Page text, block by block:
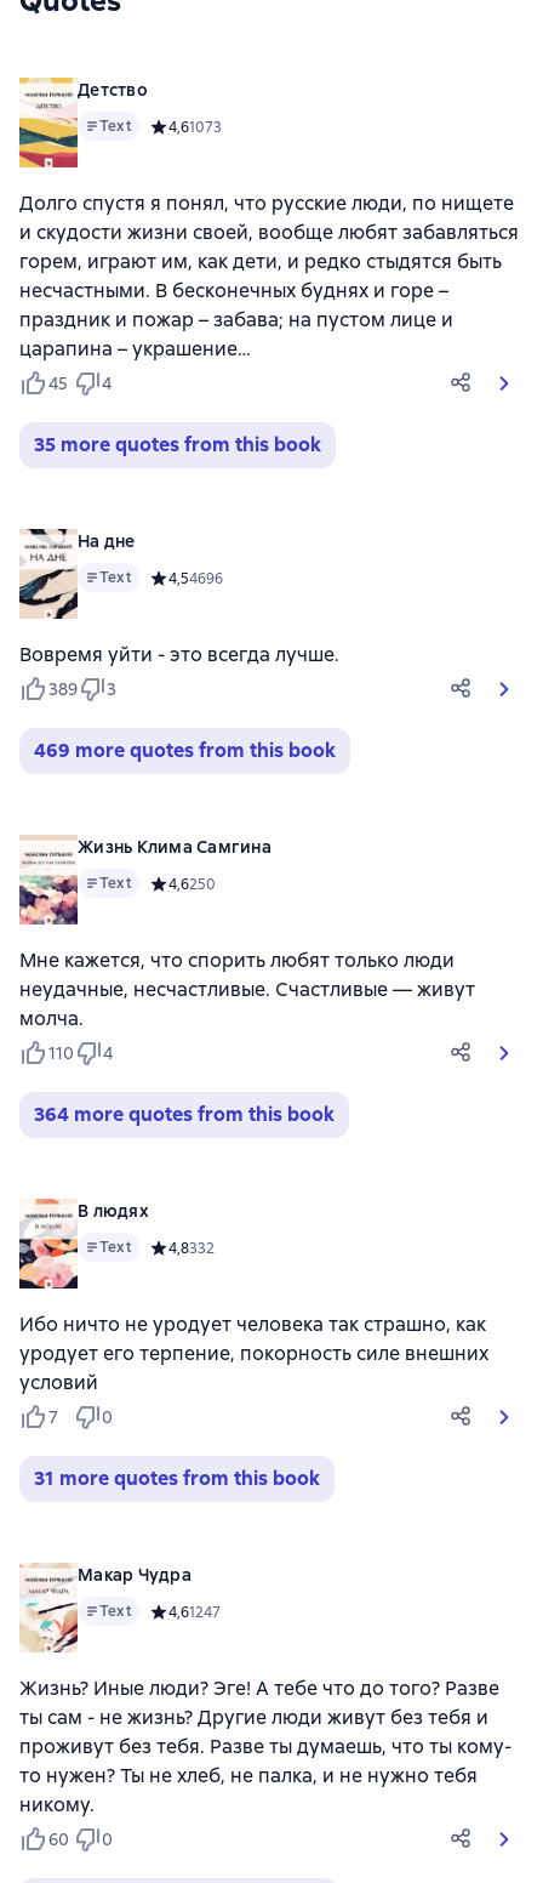
Детство
Text Средний рейтинг 4,6 на основе 1073 оценок
4,61073
Долго спустя я понял, что русские люди, по нищете
и скудости жизни своей, вообще любят забавляться
горем, играют им, как дети, и редко стыдятся быть
несчастными. В бесконечных буднях и горе –
праздник и пожар – забава; на пустом лице и
царапина – украшение…
45 4
35 more quotes from this book
На дне
Text Средний рейтинг 4,5 на основе 4696 оценок
4,54696
Вовремя уйти - это всегда лучше.
389 3
469 more quotes from this book
Жизнь Клима Самгина
Text Средний рейтинг 4,6 на основе 250 оценок
4,6250
Мне кажется, что спорить любят только люди
неудачные, несчастливые. Счастливые — живут
молча.
110 4
364 more quotes from this book
В людях
Text Средний рейтинг 4,8 на основе 332 оценок
4,8332
Ибо ничто не уродует человека так страшно, как
уродует его терпение, покорность силе внешних
условий
7 0
31 more quotes from this book
Макар Чудра
Text Средний рейтинг 4,6 на основе 1247 оценок
4,61247
Жизнь? Иные люди? Эге! А тебе что до того? Разве
ты сам - не жизнь? Другие люди живут без тебя и
проживут без тебя. Разве ты думаешь, что ты кому-
то нужен? Ты не хлеб, не палка, и не нужно тебя
никому.
60 0